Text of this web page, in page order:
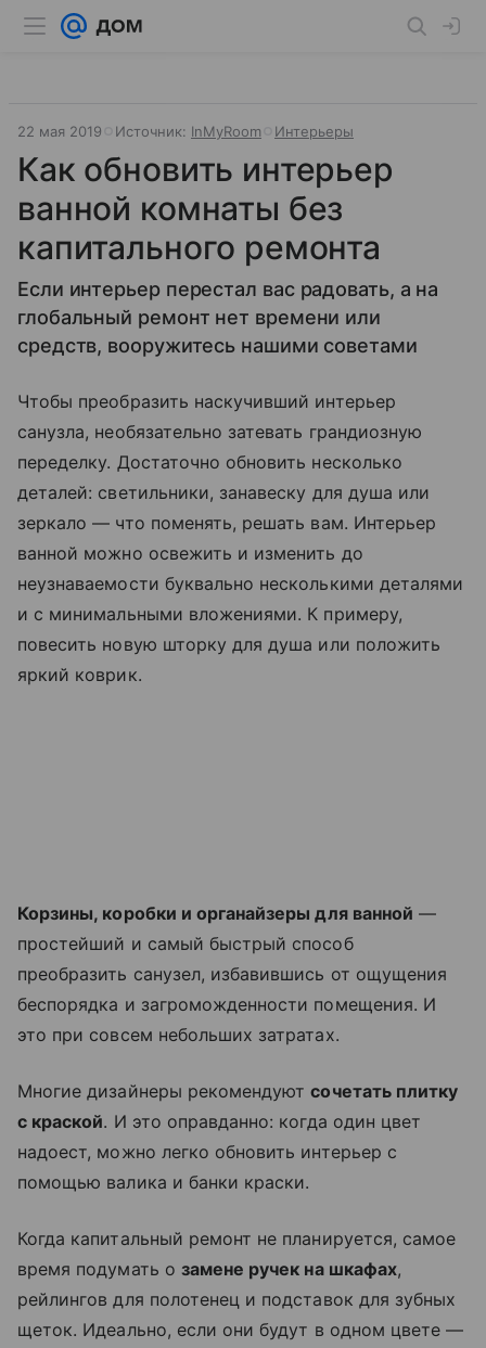
22 мая 2019 Источник: InMyRoom Интерьеры
Как обновить интерьер
ванной комнаты без
капитального ремонта
Если интерьер перестал вас радовать, а на
глобальный ремонт нет времени или
средств, вооружитесь нашими советами
Чтобы преобразить наскучивший интерьер
санузла, необязательно затевать грандиозную
переделку. Достаточно обновить несколько
деталей: светильники, занавеску для душа или
зеркало — что поменять, решать вам. Интерьер
ванной можно освежить и изменить до
неузнаваемости буквально несколькими деталями
и с минимальными вложениями. К примеру,
повесить новую шторку для душа или положить
яркий коврик.
Корзины, коробки и органайзеры для ванной —
простейший и самый быстрый способ
преобразить санузел, избавившись от ощущения
беспорядка и загроможденности помещения. И
это при совсем небольших затратах.
Многие дизайнеры рекомендуютсочетать плитку
с краской. И это оправданно: когда один цвет
надоест, можно легко обновить интерьер с
помощью валика и банки краски.
Когда капитальный ремонт не планируется, самое
время подумать о замене ручек на шкафах,
рейлингов для полотенец и подставок для зубных
щеток. Идеально, если они будут в одном цвете —